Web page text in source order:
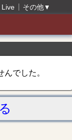
その他▼
でした。